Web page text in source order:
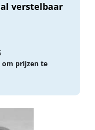
verstelbaar
om prijzen te